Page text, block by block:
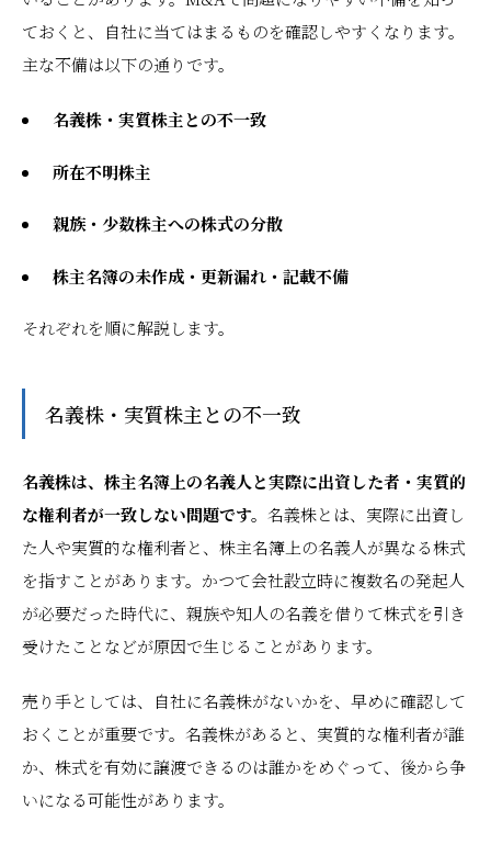
ておくと、自社に当てはまるものを確認しやすくなります。
主な不備は以下の通りです。
名義株・実質株主との不一致
所在不明株主
親族・少数株主への株式の分散
株主名簿の未作成・更新漏れ・記載不備
それぞれを順に解説します。
名義株・実質株主との不一致
名義株は、株主名簿上の名義人と実際に出資した者・実質的
な権利者が一致しない問題です。 名義株とは、実際に出資し
た人や実質的な権利者と、株主名簿上の名義人が異なる株式
を指すことがあります。かつて会社設立時に複数名の発起人
が必要だった時代に、親族や知人の名義を借りて株式を引き
受けたことなどが原因で生じることがあります。
売り手としては、自社に名義株がないかを、早めに確認して
おくことが重要です。名義株があると、実質的な権利者が誰
か、株式を有効に譲渡できるのは誰かをめぐって、後から争
いになる可能性があります。